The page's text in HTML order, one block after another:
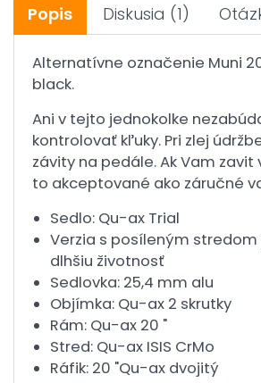
Popis Diskusia (1)
Alternatívne označenie Muni
black.
Ani v tejto jednokolke
kontrolovať kľuky. Pri zlej
závity na pedále. Ak Vam zavit
to akceptované ako záručné
Sedlo: Qu-ax Trial
Verzia s posíleným
dlhšiu životnosť
Sedlovka: 25,4 mm alu
Objímka: Qu-ax 2 skrutky
Rám: Qu-ax 20 "
Stred: Qu-ax ISIS CrMo
Ráfik: 20 "Qu-ax dvojitý